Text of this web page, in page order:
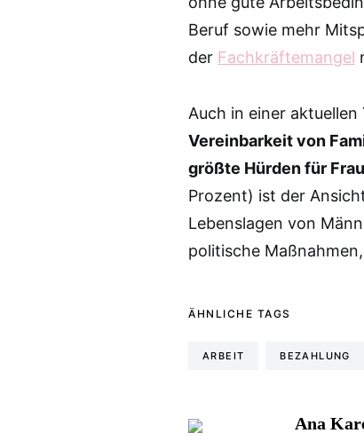
Beruf sowie mehr
der Fachkräftemangel
Auch in einer
Vereinbarkeit von
größte Hürden für
Prozent) ist der
Lebenslagen von
politische
ÄHNLICHE TAGS
ARBEIT BEZAHLUNG
Ana